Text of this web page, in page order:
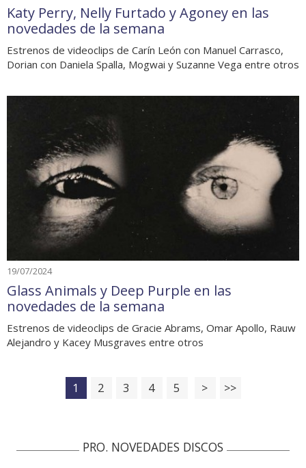
Katy Perry, Nelly Furtado y Agoney en las
novedades de la semana
Estrenos de videoclips de Carín León con Manuel Carrasco,
Dorian con Daniela Spalla, Mogwai y Suzanne Vega entre otros
19/07/2024
Glass Animals y Deep Purple en las
novedades de la semana
Estrenos de videoclips de Gracie Abrams, Omar Apollo, Rauw
Alejandro y Kacey Musgraves entre otros
1 2 3 4 5 > >>
PRO. NOVEDADES DISCOS